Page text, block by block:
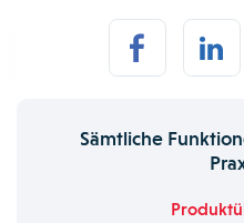
Sämtliche